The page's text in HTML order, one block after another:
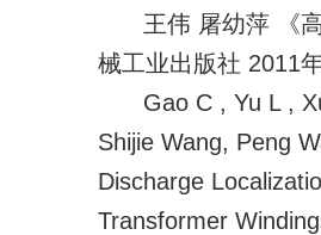
王伟 屠幼萍 《
械工业出版社 2011
Gao C , Yu L ,
Shijie Wang, Peng
Discharge
Transformer